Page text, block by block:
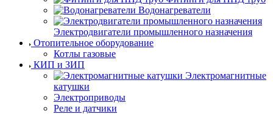
Водонагреватели
Электродвигатели промышленного назначения
Отопительное оборудование
Котлы газовые
КИП и ЗИП
Электромагнитные
катушки
Электроприводы
Реле и датчики